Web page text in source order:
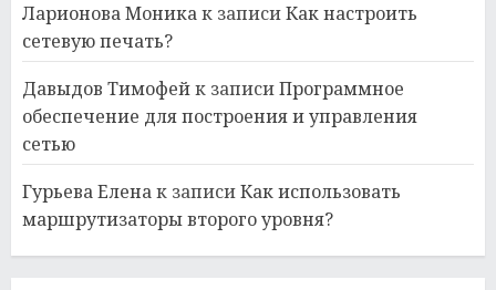
Ларионова Моникак записиКак настроить
сетевую печать?
Давыдов Тимофейк записиПрограммное
обеспечение для построения и управления
сетью
Гурьева Еленак записиКак использовать
маршрутизаторы второго уровня?